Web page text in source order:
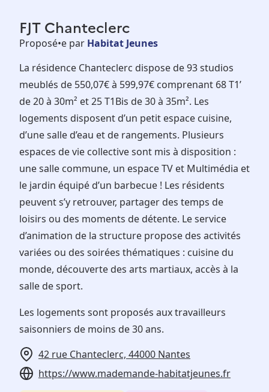
FJT Chanteclerc
Proposé•e par Habitat Jeunes
La résidence Chanteclerc dispose de 93 studios
meublés de 550,07€ à 599,97€ comprenant 68 T1’
de 20 à 30m² et 25 T1Bis de 30 à 35m². Les
logements disposent d’un petit espace cuisine,
d’une salle d’eau et de rangements. Plusieurs
espaces de vie collective sont mis à disposition :
une salle commune, un espace TV et Multimédia et
le jardin équipé d’un barbecue ! Les résidents
peuvent s’y retrouver, partager des temps de
loisirs ou des moments de détente. Le service
d’animation de la structure propose des activités
variées ou des soirées thématiques : cuisine du
monde, découverte des arts martiaux, accès à la
salle de sport.
Les logements sont proposés aux travailleurs
saisonniers de moins de 30 ans.
42 rue Chanteclerc, 44000 Nantes
https://www.mademande-habitatjeunes.fr